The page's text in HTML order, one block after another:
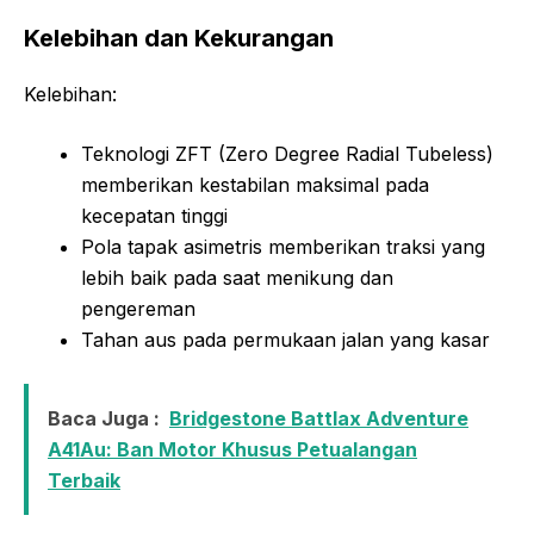
Kelebihan dan Kekurangan
Kelebihan:
Teknologi ZFT (Zero Degree Radial Tubeless)
memberikan kestabilan maksimal pada
kecepatan tinggi
Pola tapak asimetris memberikan traksi yang
lebih baik pada saat menikung dan
pengereman
Tahan aus pada permukaan jalan yang kasar
Baca Juga : Bridgestone Battlax Adventure
A41Au: Ban Motor Khusus Petualangan
Terbaik